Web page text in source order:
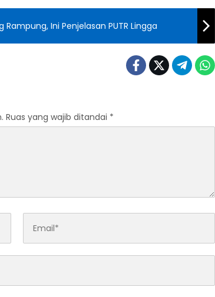
Ini Penjelasan PUTR Lingga
Ruas yang wajib ditandai *